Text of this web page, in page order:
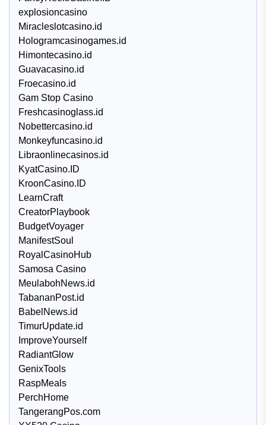
explosioncasino
Miracleslotcasino.id
Hologramcasinogames.id
Himontecasino.id
Guavacasino.id
Froecasino.id
Gam Stop Casino
Freshcasinoglass.id
Nobettercasino.id
Monkeyfuncasino.id
Libraonlinecasinos.id
KyatCasino.ID
KroonCasino.ID
LearnCraft
CreatorPlaybook
BudgetVoyager
ManifestSoul
RoyalCasinoHub
Samosa Casino
MeulabohNews.id
TabananPost.id
BabelNews.id
TimurUpdate.id
ImproveYourself
RadiantGlow
GenixTools
RaspMeals
PerchHome
TangerangPos.com